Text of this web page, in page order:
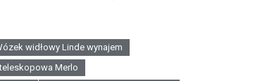
widłowy Linde wynajem
Merlo